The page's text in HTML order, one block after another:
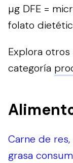
µg DFE =
folato
Explora
categoría
Carne de
grasa